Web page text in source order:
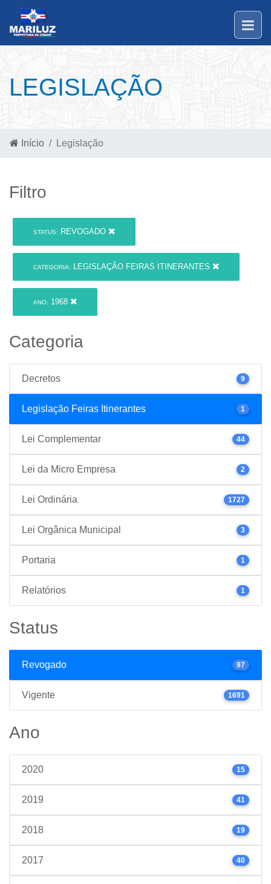
LEGISLAÇÃO
Início Legislação
Filtro
STATUS: REVOGADO
CATEGORIA: LEGISLAÇÃO FEIRAS ITINERANTES
ANO: 1968
Categoria
Decretos 9
Legislação Feiras Itinerantes 1
Lei Complementar 44
Lei da Micro Empresa 2
Lei Ordinária 1727
Lei Orgânica Municipal 3
Portaria 1
Relatórios 1
Status
Revogado 97
Vigente 1691
Ano
2020 15
2019 41
2018 19
2017 40